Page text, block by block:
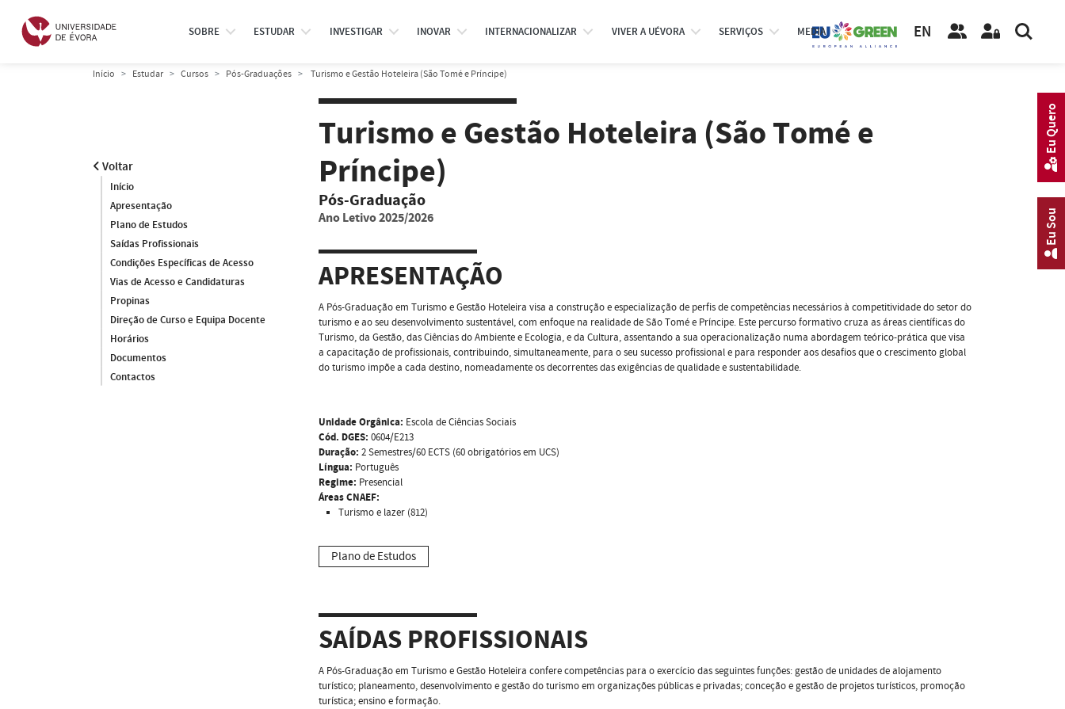
SOBRE ESTUDAR INVESTIGAR INOVAR INTERNACIONALIZAR VIVER A UÉVORA SERVIÇOS MEDIA EN
Início Estudar Cursos Pós-Graduações Turismo e Gestão Hoteleira (São Tomé e Príncipe)
Voltar
Início
Apresentação
Plano de Estudos
Saídas Profissionais
Condições Específicas de Acesso
Vias de Acesso e Candidaturas
Propinas
Direção de Curso e Equipa Docente
Horários
Documentos
Contactos
Turismo e Gestão Hoteleira (São Tomé e
Príncipe)
Pós-Graduação
Ano Letivo 2025/2026
APRESENTAÇÃO
A Pós-Graduação em Turismo e Gestão Hoteleira visa a construção e especialização de perfis de competências necessários à competitividade do setor do
turismo e ao seu desenvolvimento sustentável, com enfoque na realidade de São Tomé e Príncipe. Este percurso formativo cruza as áreas científicas do
Turismo, da Gestão, das Ciências do Ambiente e Ecologia, e da Cultura, assentando a sua operacionalização numa abordagem teórico-prática que visa
a capacitação de profissionais, contribuindo, simultaneamente, para o seu sucesso profissional e para responder aos desafios que o crescimento global
do turismo impõe a cada destino, nomeadamente os decorrentes das exigências de qualidade e sustentabilidade.
Unidade Orgânica: Escola de Ciências Sociais
Cód. DGES: 0604/E213
Duração: 2 Semestres/60 ECTS (60 obrigatórios em UCS)
Língua: Português
Regime: Presencial
Áreas CNAEF:
Turismo e lazer (812)
Plano de Estudos
SAÍDAS PROFISSIONAIS
A Pós-Graduação em Turismo e Gestão Hoteleira confere competências para o exercício das seguintes funções: gestão de unidades de alojamento
turístico; planeamento, desenvolvimento e gestão do turismo em organizações públicas e privadas; conceção e gestão de projetos turísticos, promoção
turística; ensino e formação.
Eu Sou
Eu Quero